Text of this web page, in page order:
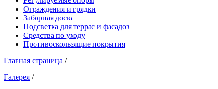
Ограждения и грядки
Заборная доска
Подсветка для террас и фасадов
Средства по уходу
Противоскользящие покрытия
Главная страница /
Галерея /